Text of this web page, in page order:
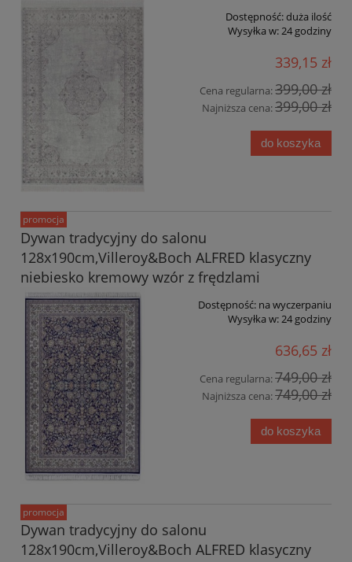
Dostępność:duża ilość
Wysyłka w:24 godziny
339,15 zł
Cena regularna:399,00 zł
Najniższa cena:399,00 zł
do koszyka
Dywan tradycyjny do salonu
128x190cm,Villeroy&Boch ALFRED klasyczny
niebiesko kremowy wzór z frędzlami
Dostępność: na wyczerpaniu
Wysyłka w:24 godziny
636,65 zł
Cena regularna:749,00 zł
Najniższa cena:749,00 zł
do koszyka
promocja
Dywan tradycyjny do salonu
128x190cm,Villeroy&Boch ALFRED klasyczny
promocja